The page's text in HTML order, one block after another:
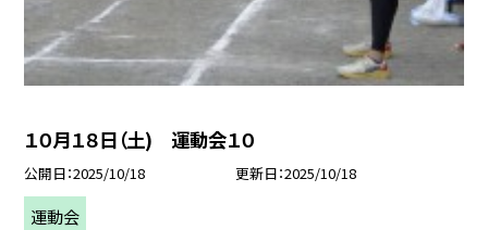
１０月１８日（土) 運動会１０
公開日 2025/10/18 更新日 2025/10/18
運動会